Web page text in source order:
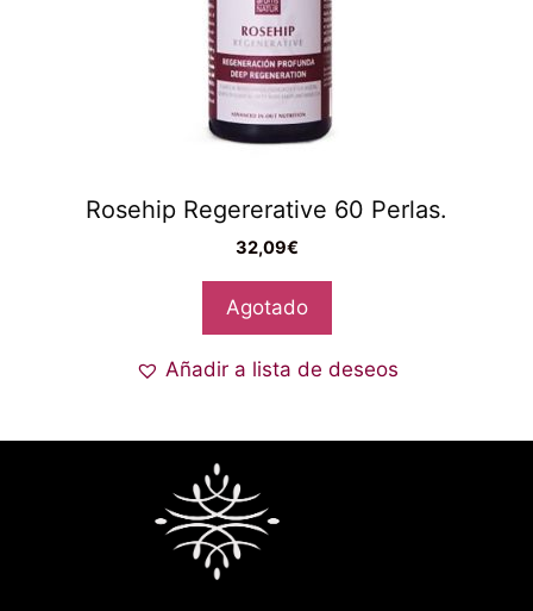
Rosehip Regererative 60 Perlas.
32,09€
Agotado
Añadir a lista de deseos